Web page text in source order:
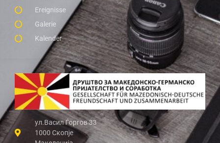
ул.Васил Ѓоргов 33
1000 Скопје
Ereignisse
Galerie
Kalender